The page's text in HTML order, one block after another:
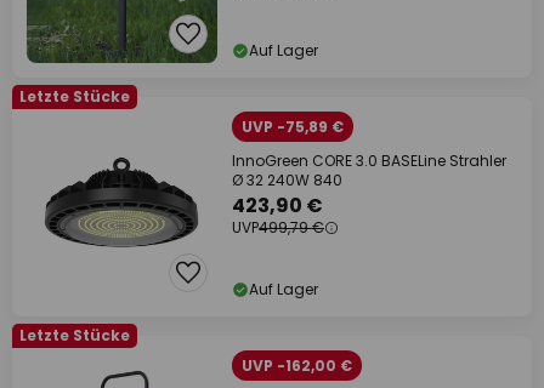
Auf Lager
Letzte Stücke
UVP -75,89 €
InnoGreen CORE 3.0 BASELine Strahler
Ø 32 240W 840
423,90 €
UVP499,79 €
Auf Lager
Letzte Stücke
UVP -162,00 €